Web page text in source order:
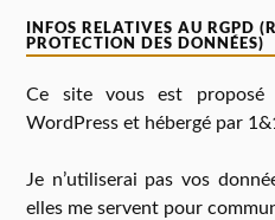
INFOS RELATIVES AU RGPD
PROTECTION DES DONNÉES)
Ce site vous est proposé
WordPress et hébergé par
Je n’utiliserai pas vos
elles me servent pour